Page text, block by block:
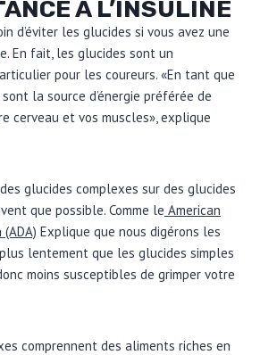
À L’INSULINE
d’éviter les glucides si vous avez une
En fait, les glucides sont un
pour les coureurs. «En tant que
la source d’énergie préférée de
cerveau et vos muscles», explique
glucides complexes sur des glucides
que possible. Comme le American
Explique que nous digérons les
lentement que les glucides simples
moins susceptibles de grimper votre
comprennent des aliments riches en